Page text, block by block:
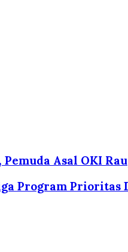
Asal OKI
Program Prioritas